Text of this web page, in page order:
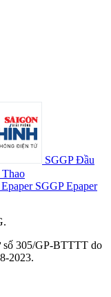
SGGP Đầu
Thao
SGGP Epaper
số 305/GP-BTTTT do
2023.